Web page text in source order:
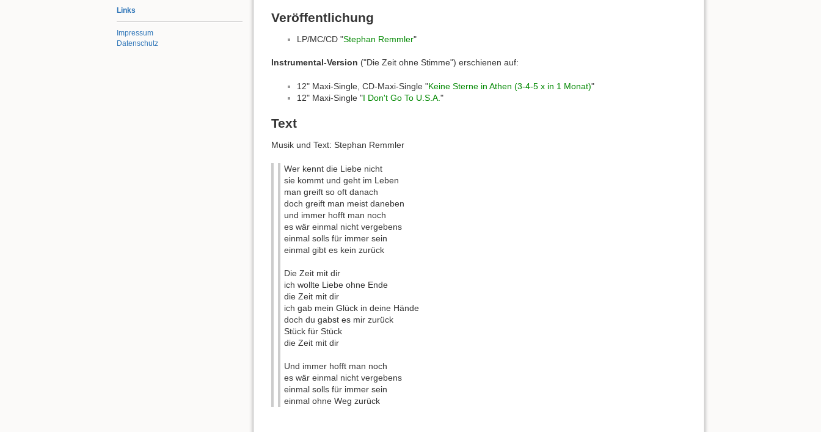
Links
Impressum
Datenschutz
Veröffentlichung
LP/MC/CD "Stephan Remmler"
Instrumental-Version ("Die Zeit ohne Stimme") erschienen auf:
12" Maxi-Single, CD-Maxi-Single "Keine Sterne in Athen (3-4-5 x in 1 Monat)"
12" Maxi-Single "I Don't Go To U.S.A. "
Text
Musik und Text: Stephan Remmler
Wer kennt die Liebe nicht
sie kommt und geht im Leben
man greift so oft danach
doch greift man meist daneben
und immer hofft man noch
es wär einmal nicht vergebens
einmal solls für immer sein
einmal gibt es kein zurück
Die Zeit mit dir
ich wollte Liebe ohne Ende
die Zeit mit dir
ich gab mein Glück in deine Hände
doch du gabst es mir zurück
Stück für Stück
die Zeit mit dir
Und immer hofft man noch
es wär einmal nicht vergebens
einmal solls für immer sein
einmal ohne Weg zurück